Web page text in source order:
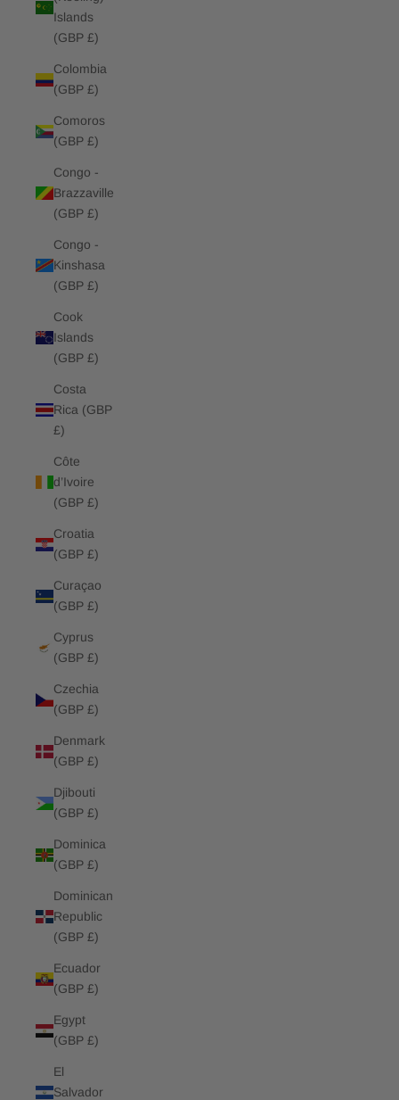
Islands
(GBP £)
Colombia
(GBP £)
Comoros
(GBP £)
Congo -
Brazzaville
(GBP £)
Congo -
Kinshasa
(GBP £)
Cook
Islands
(GBP £)
Costa
Rica (GBP
£)
Côte
d’Ivoire
(GBP £)
Croatia
(GBP £)
Curaçao
(GBP £)
Cyprus
(GBP £)
Czechia
(GBP £)
Denmark
(GBP £)
Djibouti
(GBP £)
Dominica
(GBP £)
Dominican
Republic
(GBP £)
Ecuador
(GBP £)
Egypt
(GBP £)
El
Salvador